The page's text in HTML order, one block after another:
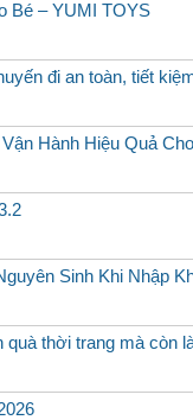
Bé – YUMI TOYS
đi an toàn, tiết
Hành Hiệu Quả
Sinh Khi Nhập
quà thời trang mà